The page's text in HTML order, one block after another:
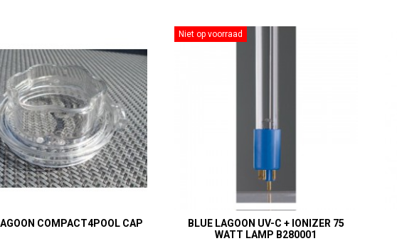
COMPACT4POOL CAP
Niet op voorraad
BLUE LAGOON UV-C + IONIZER 75
WATT LAMP B280001